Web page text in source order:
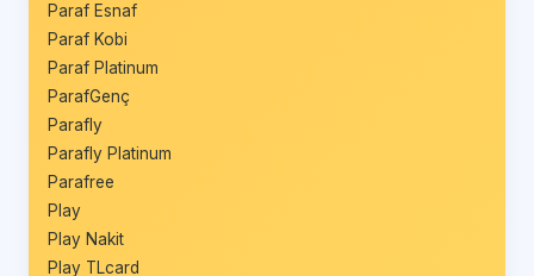
Paraf Esnaf
Paraf Kobi
Paraf Platinum
ParafGenç
Parafly
Parafly Platinum
Parafree
Play
Play Nakit
Play TLcard